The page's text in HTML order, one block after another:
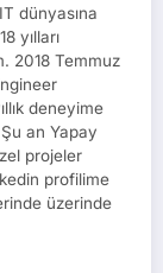
dünyasına
yılları
2018 Temmuz
deneyime
an Yapay
projeler
profilime
üzerinde